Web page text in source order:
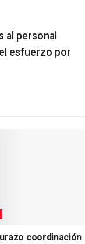
al personal
esfuerzo por
coordinación